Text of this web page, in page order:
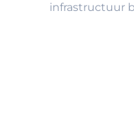
infrastructuur